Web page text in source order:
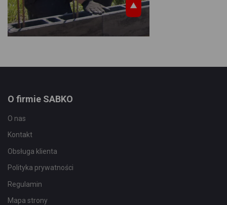
O firmie SABKO
O nas
Kontakt
Obsługa klienta
Polityka prywatności
Regulamin
Mapa strony